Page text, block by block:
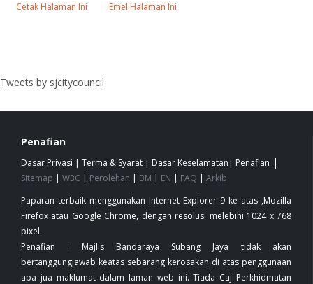
Cetak Halaman Ini Emel Halaman Ini
Tweets by sjcitycouncil
Penafian
Dasar Privasi | Terma & Syarat | Dasar Keselamatan | Penafian |
Sitemap | W3C | Perolehan | BM | EN | FAQ | Arkib
Paparan terbaik menggunakan Internet Explorer 9 ke atas ,Mozilla
Firefox atau Google Chrome, dengan resolusi melebihi 1024 x 768
pixel.
Penafian : Majlis Bandaraya Subang Jaya tidak akan
bertanggungjawab keatas sebarang kerosakan di atas penggunaan
apa jua maklumat dalam laman web ini. Tiada Caj Perkhidmatan